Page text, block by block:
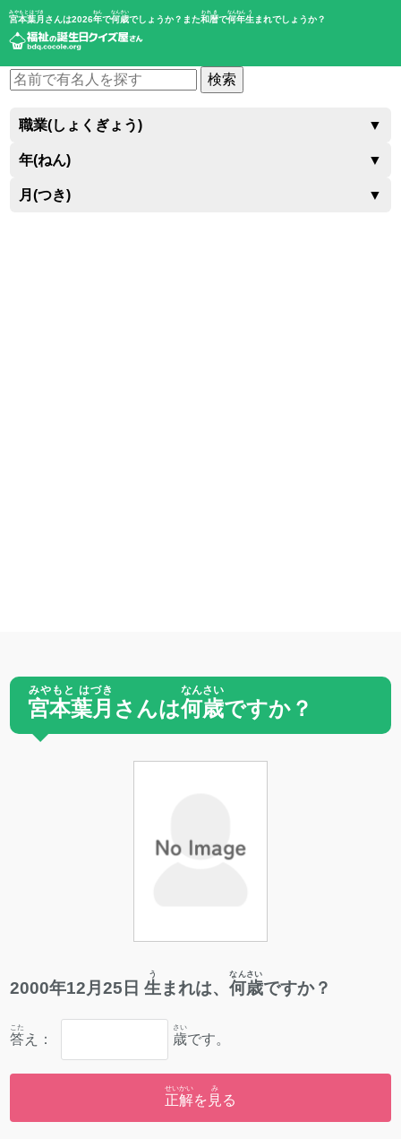
宮本葉月
みやもと はづき
さんは2026年
ねん
で何歳
なんさい
でしょうか？また和暦
われき
で何年
なんねん
生
う
まれでしょうか？
検索
職業(しょくぎょう) ▼
年(ねん) ▼
月(つき) ▼
宮本葉月
みやもと はづき
さんは何歳
なんさい
ですか？
2000年12月25 日 生
う
まれは、何歳
なんさい
ですか？
答
こた
え： 歳
さい
です。
正解
せいかい
を 見
み
る